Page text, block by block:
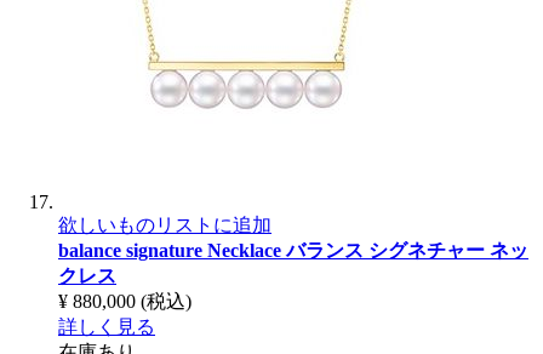
欲しいものリストに追加
balance signature Necklaceバランス シグネチャー ネッ
クレス
¥ 880,000 (税込)
詳しく見る